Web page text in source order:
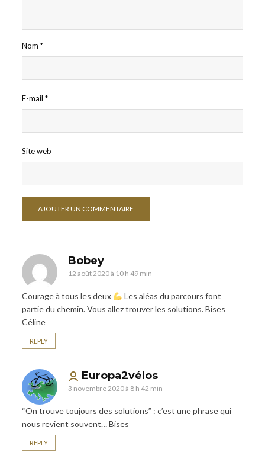
Nom *
E-mail *
Site web
Bobey
12 août 2020 à 10 h 49 min
Courage à tous les deux
Les aléas du parcours font
partie du chemin. Vous allez trouver les solutions. Bises
Céline
REPLY
Europa2vélos
3 novembre 2020 à 8 h 42 min
“On trouve toujours des solutions” : c’est une phrase qui
nous revient souvent… Bises
REPLY